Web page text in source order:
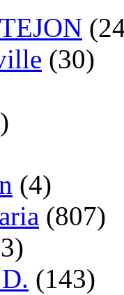
(30)
(4)
(807)
(143)